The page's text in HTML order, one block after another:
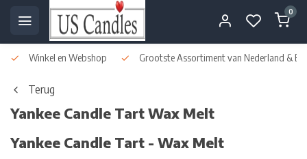
0
Winkel en Webshop Grootste Assortiment van Nederland &
Terug
Yankee Candle Tart Wax Melt
Yankee Candle Tart - Wax Melt